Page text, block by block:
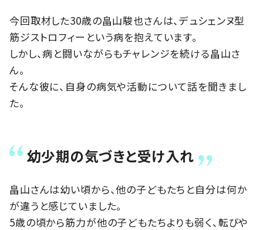
今回取材した30歳の畠山駿也さんは、デュシェンヌ型
筋ジストロフィーという病を抱えています。
しかし、病と闘いながらもチャレンジを続ける畠山さ
ん。
そんな彼に、自身の病気や活動について話を聞きまし
た。
幼少期の気づきと受け入れ
畠山さんは幼い頃から、他の子どもたちと自分は何か
が違うと感じていました。
5歳の頃から筋力が他の子どもたちよりも弱く、転びや